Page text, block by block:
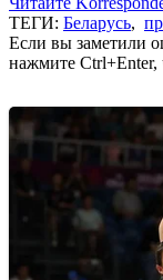
ТЕГИ: Беларусь,
Если вы заметили
нажмите Ctrl+Enter,